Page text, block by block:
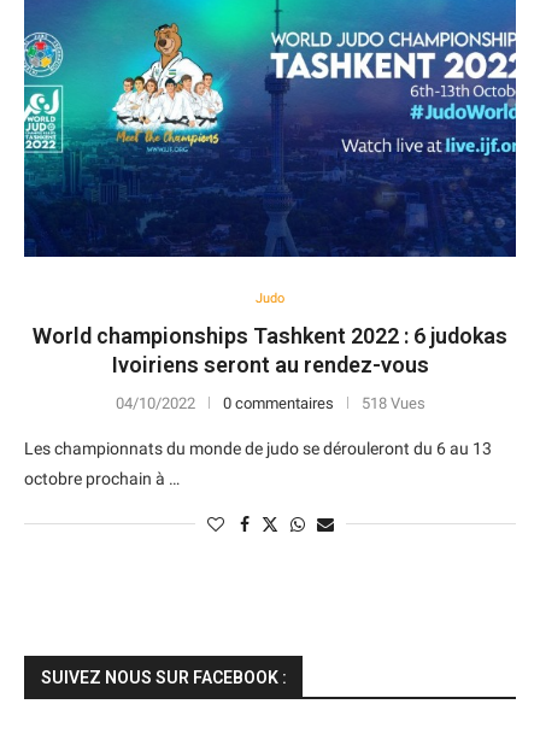
Judo
World championships Tashkent 2022 : 6 judokas
Ivoiriens seront au rendez-vous
04/10/2022 0 commentaires 518 Vues
Les championnats du monde de judo se dérouleront du 6 au 13
octobre prochain à …
SUIVEZ NOUS SUR FACEBOOK :